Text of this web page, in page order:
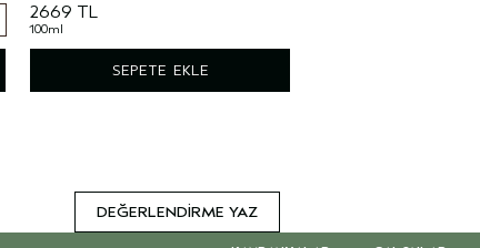
2669 TL
100ml
SEPETE EKLE
DEĞERLENDIRME YAZ